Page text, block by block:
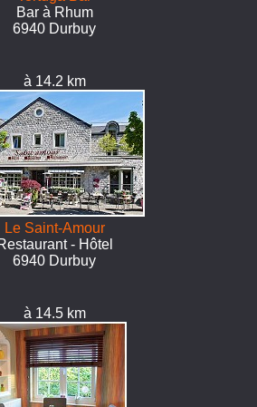
Bar à Rhum
6940 Durbuy
à 14.2 km
Le Saint-Amour
- Hôtel
6940 Durbuy
à 14.5 km